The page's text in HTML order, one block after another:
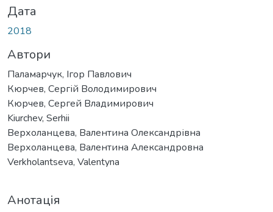
Дата
2018
Автори
Паламарчук, Ігор Павлович
Кюрчев, Сергій Володимирович
Кюрчев, Сергей Владимирович
Kiurchev, Serhii
Верхоланцева, Валентина Олександрівна
Верхоланцева, Валентина Александровна
Verkholantseva, Valentyna
Анотація